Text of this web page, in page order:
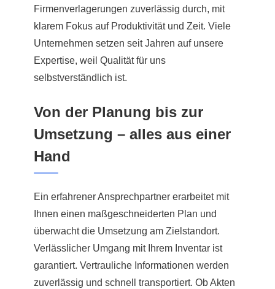
Firmenverlagerungen zuverlässig durch, mit
klarem Fokus auf Produktivität und Zeit. Viele
Unternehmen setzen seit Jahren auf unsere
Expertise, weil Qualität für uns
selbstverständlich ist.
Von der Planung bis zur
Umsetzung – alles aus einer
Hand
Ein erfahrener Ansprechpartner erarbeitet mit
Ihnen einen maßgeschneiderten Plan und
überwacht die Umsetzung am Zielstandort.
Verlässlicher Umgang mit Ihrem Inventar ist
garantiert. Vertrauliche Informationen werden
zuverlässig und schnell transportiert. Ob Akten